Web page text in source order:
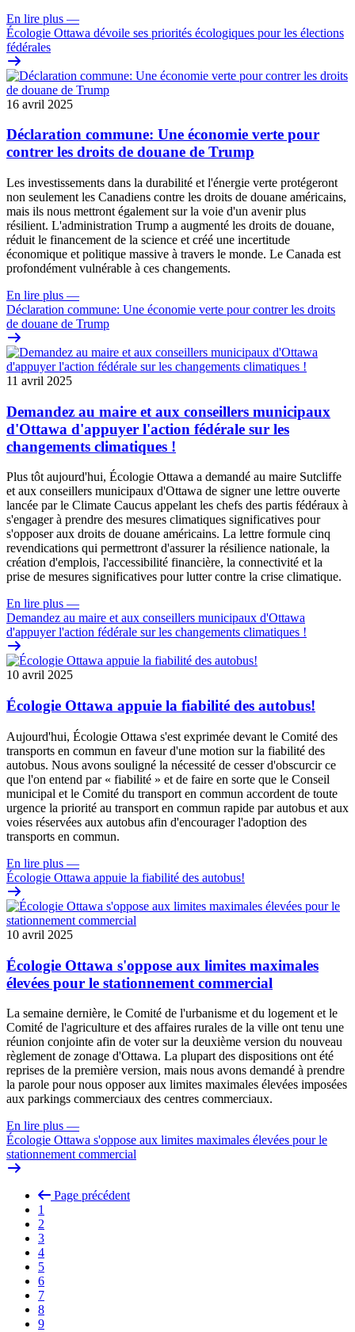
En lire plus —
Écologie Ottawa dévoile ses priorités écologiques pour les élections
fédérales
16 avril 2025
Déclaration commune: Une économie verte pour
contrer les droits de douane de Trump
Les investissements dans la durabilité et l'énergie verte protégeront
non seulement les Canadiens contre les droits de douane américains,
mais ils nous mettront également sur la voie d'un avenir plus
résilient. L'administration Trump a augmenté les droits de douane,
réduit le financement de la science et créé une incertitude
économique et politique massive à travers le monde. Le Canada est
profondément vulnérable à ces changements.
En lire plus —
Déclaration commune: Une économie verte pour contrer les droits
de douane de Trump
11 avril 2025
Demandez au maire et aux conseillers municipaux
d'Ottawa d'appuyer l'action fédérale sur les
changements climatiques !
Plus tôt aujourd'hui, Écologie Ottawa a demandé au maire Sutcliffe
et aux conseillers municipaux d'Ottawa de signer une lettre ouverte
lancée par le Climate Caucus appelant les chefs des partis fédéraux à
s'engager à prendre des mesures climatiques significatives pour
s'opposer aux droits de douane américains. La lettre formule cinq
revendications qui permettront d'assurer la résilience nationale, la
création d'emplois, l'accessibilité financière, la connectivité et la
prise de mesures significatives pour lutter contre la crise climatique.
En lire plus —
Demandez au maire et aux conseillers municipaux d'Ottawa
d'appuyer l'action fédérale sur les changements climatiques !
10 avril 2025
Écologie Ottawa appuie la fiabilité des autobus!
Aujourd'hui, Écologie Ottawa s'est exprimée devant le Comité des
transports en commun en faveur d'une motion sur la fiabilité des
autobus. Nous avons souligné la nécessité de cesser d'obscurcir ce
que l'on entend par « fiabilité » et de faire en sorte que le Conseil
municipal et le Comité du transport en commun accordent de toute
urgence la priorité au transport en commun rapide par autobus et aux
voies réservées aux autobus afin d'encourager l'adoption des
transports en commun.
En lire plus —
Écologie Ottawa appuie la fiabilité des autobus!
10 avril 2025
Écologie Ottawa s'oppose aux limites maximales
élevées pour le stationnement commercial
La semaine dernière, le Comité de l'urbanisme et du logement et le
Comité de l'agriculture et des affaires rurales de la ville ont tenu une
réunion conjointe afin de voter sur la deuxième version du nouveau
règlement de zonage d'Ottawa. La plupart des dispositions ont été
reprises de la première version, mais nous avons demandé à prendre
la parole pour nous opposer aux limites maximales élevées imposées
aux parkings commerciaux des centres commerciaux.
En lire plus —
Écologie Ottawa s'oppose aux limites maximales élevées pour le
stationnement commercial
Page précédent
1
2
3
4
5
6
7
8
9